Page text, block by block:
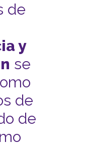
de
y
se
de
de